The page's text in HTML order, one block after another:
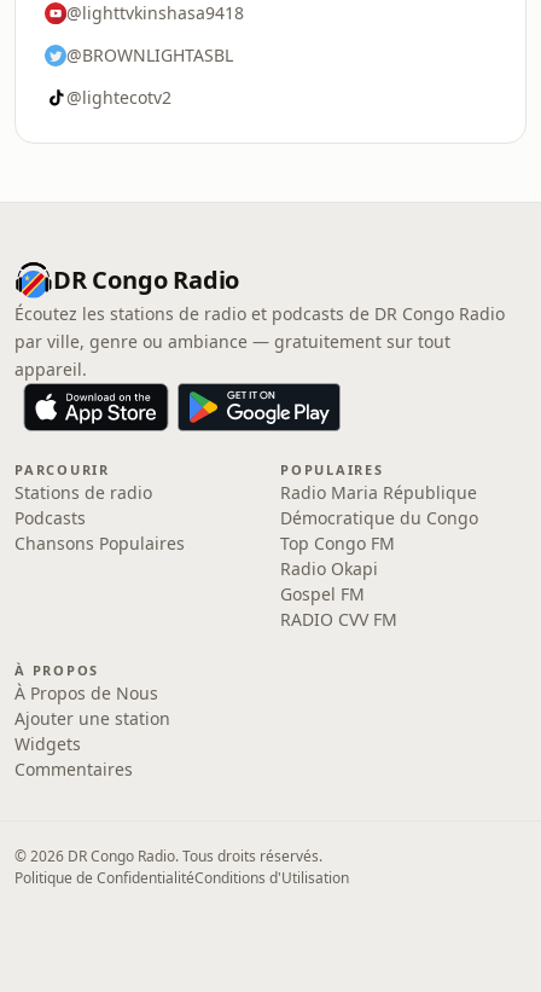
@lighttvkinshasa9418
@BROWNLIGHTASBL
@lightecotv2
DR Congo Radio
Écoutez les stations de radio et podcasts de DR Congo Radio
par ville, genre ou ambiance — gratuitement sur tout
appareil.
PARCOURIR
Stations de radio
Podcasts
Chansons Populaires
POPULAIRES
Radio Maria République
Démocratique du Congo
Top Congo FM
Radio Okapi
Gospel FM
RADIO CVV FM
À PROPOS
À Propos de Nous
Ajouter une station
Widgets
Commentaires
© 2026 DR Congo Radio. Tous droits réservés.
Politique de ConfidentialitéConditions d'Utilisation